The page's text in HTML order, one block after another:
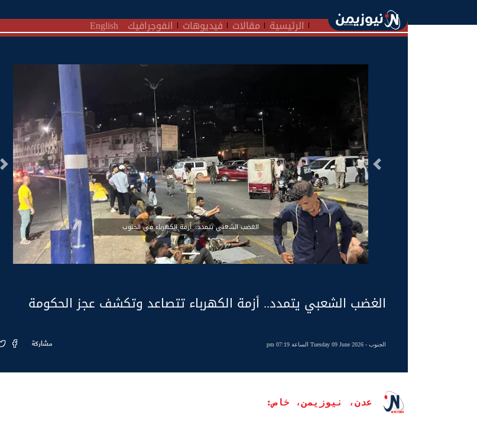
الرئيسية مقالات فيديوهات انفوجرافيك English
الغضب الشعبي يتمدد.. أزمة الكهرباء في الجنوب
السابق
الغضب الشعبي يتمدد.. أزمة الكهرباء تتصاعد وتكشف عجز الحكومة
الجنوب- Tuesday 09 June 2026 الساعة 07:19 pm مشاركة
عدن، نيوزيمن، خاص:
عودة